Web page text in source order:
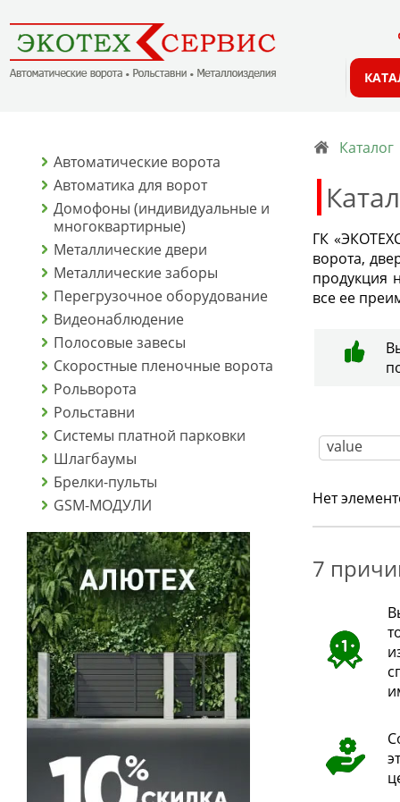
Автоматические ворота
Автоматика для ворот
Домофоны (индивидуальные и
многоквартирные)
Металлические двери
Металлические заборы
Перегрузочное оборудование
Видеонаблюдение
Полосовые завесы
Скоростные пленочные ворота
Рольворота
Рольставни
Системы платной парковки
Шлагбаумы
Брелки-пульты
GSM-МОДУЛИ
Каталог
ГК
ворота,
продукция
все ее
Нет
7